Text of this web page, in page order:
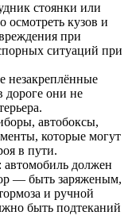
стоянки или
осмотреть кузов и
при
ситуаций при
незакреплённые
они не
автобоксы,
которые могут
в пути.
автомобиль должен
— быть заряженым,
и ручной
быть подтеканий